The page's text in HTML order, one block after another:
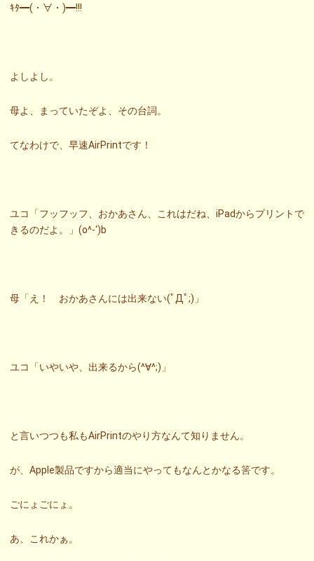
ｷﾀ━(・∀・)━!!!
よしよし。
母よ、まっていたぞよ、その台詞。
てなわけで、早速AirPrintです！
ユコ「フッフッフ、おかあさん、これはだね、iPadからプリントで
きるのだよ。」(o^-‘)b
母「え！ おかあさんには出来ない(ﾟДﾟ;)」
ユコ「いやいや、出来るから(^∀^;)」
と言いつつも私もAirPrintのやり方なんて知りません。
が、Apple製品ですから適当にやってもなんとかなる筈です。
ごにょごにょ。
あ、これかぁ。